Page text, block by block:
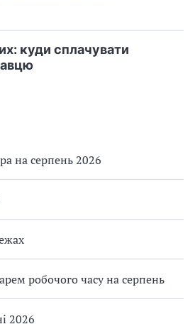
на серпень 2026
робочого часу на серпень
2026
куди сплачувати